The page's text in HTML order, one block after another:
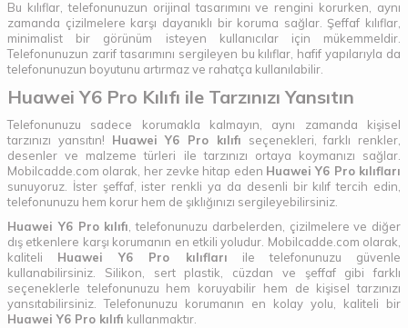
Bu kılıflar, telefonunuzun orijinal tasarımını ve rengini korurken, aynı
zamanda çizilmelere karşı dayanıklı bir koruma sağlar. Şeffaf kılıflar,
minimalist bir görünüm isteyen kullanıcılar için mükemmeldir.
Telefonunuzun zarif tasarımını sergileyen bu kılıflar, hafif yapılarıyla da
telefonunuzun boyutunu artırmaz ve rahatça kullanılabilir.
Huawei Y6 Pro Kılıfı ile Tarzınızı Yansıtın
Telefonunuzu sadece korumakla kalmayın, aynı zamanda kişisel
tarzınızı yansıtın! Huawei Y6 Pro kılıfı seçenekleri, farklı renkler,
desenler ve malzeme türleri ile tarzınızı ortaya koymanızı sağlar.
Mobilcadde.com olarak, her zevke hitap eden Huawei Y6 Pro kılıfları
sunuyoruz. İster şeffaf, ister renkli ya da desenli bir kılıf tercih edin,
telefonunuzu hem korur hem de şıklığınızı sergileyebilirsiniz.
Huawei Y6 Pro kılıfı, telefonunuzu darbelerden, çizilmelere ve diğer
dış etkenlere karşı korumanın en etkili yoludur. Mobilcadde.com olarak,
kaliteli Huawei Y6 Pro kılıfları ile telefonunuzu güvenle
kullanabilirsiniz. Silikon, sert plastik, cüzdan ve şeffaf gibi farklı
seçeneklerle telefonunuzu hem koruyabilir hem de kişisel tarzınızı
yansıtabilirsiniz. Telefonunuzu korumanın en kolay yolu, kaliteli bir
Huawei Y6 Pro kılıfı kullanmaktır.